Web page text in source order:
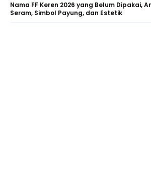
Nama FF Keren 2026 yang Belum Dipakai,
Seram, Simbol Payung, dan Estetik